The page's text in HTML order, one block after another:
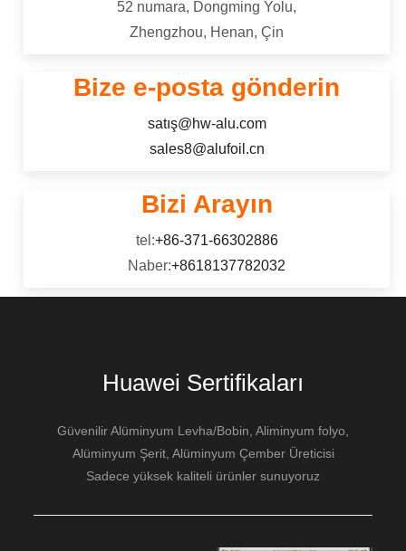
52 numara, Dongming Yolu,
Zhengzhou, Henan, Çin
Bize e-posta gönderin
satış@hw-alu.com
sales8@alufoil.cn
Bizi Arayın
tel:+86-371-66302886
Naber:+8618137782032
Huawei Sertifikaları
Güvenilir Alüminyum Levha/Bobin, Aliminyum folyo,
Alüminyum Şerit, Alüminyum Çember Üreticisi
Sadece yüksek kaliteli ürünler sunuyoruz